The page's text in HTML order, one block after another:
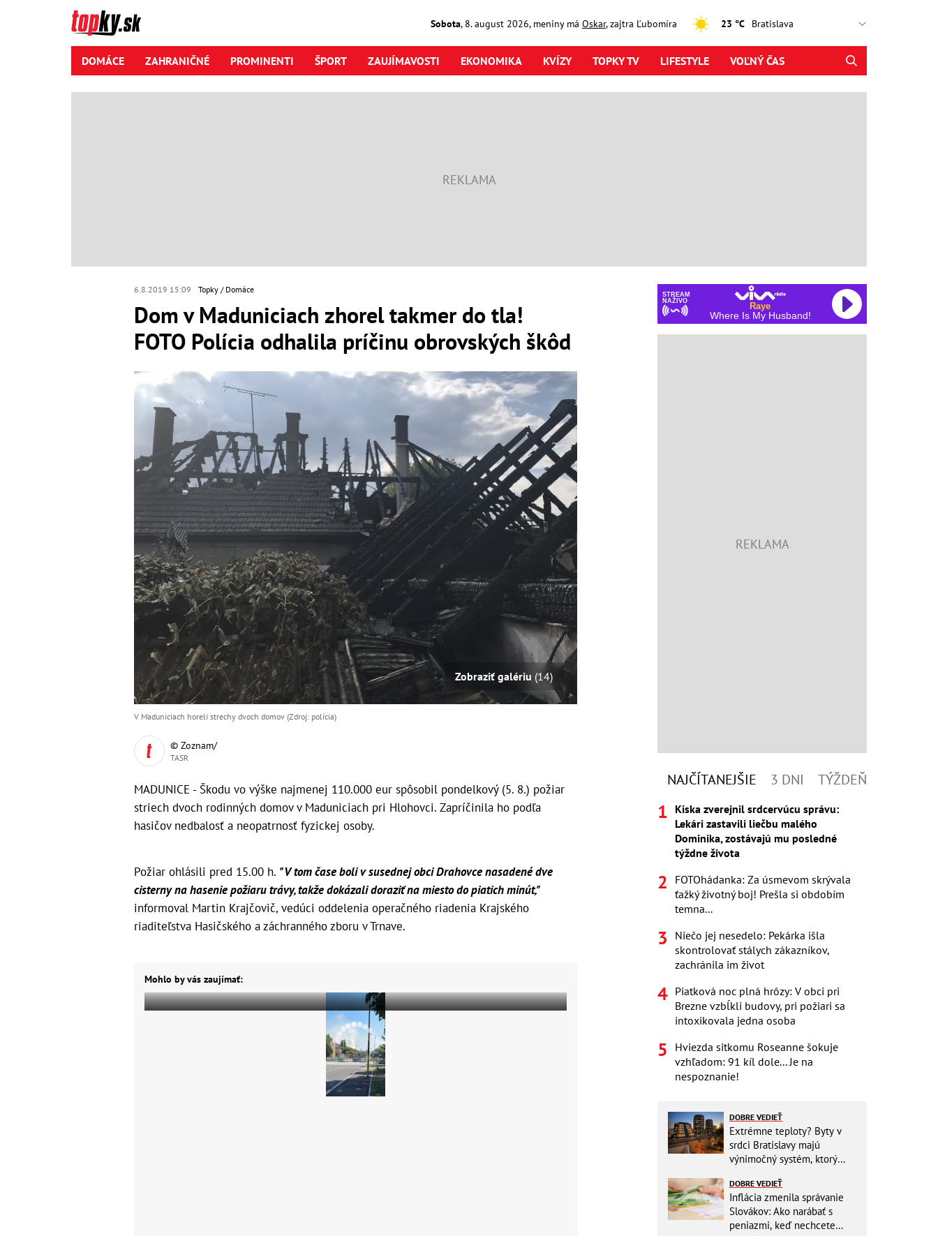
Sobota, 8. august2026, meniny má Oskar, zajtra Ľubomíra 23 °C
DOMÁCE ZAHRANIČNÉ PROMINENTI ŠPORT ZAUJÍMAVOSTI EKONOMIKA KVÍZY TOPKY TV LIFESTYLE VOĽNÝ ČAS
6.8.2019 15:09 Topky Domáce
Dom v Maduniciach zhorel takmer do tla!
FOTO Polícia odhalila príčinu obrovských škôd
Zobraziť galériu (14)
V Maduniciach horeli strechy dvoch domov (Zdroj: polícia)
© Zoznam/
TASR
MADUNICE - Škodu vo výške najmenej 110.000 eur spôsobil pondelkový (5. 8.) požiar
striech dvoch rodinných domov v Maduniciach pri Hlohovci. Zapríčinila ho podľa
hasičov nedbalosť a neopatrnosť fyzickej osoby.
Požiar ohlásili pred 15.00 h. "V tom čase boli v susednej obci Drahovce nasadené dve
cisterny na hasenie požiaru trávy, takže dokázali doraziť na miesto do piatich minút,"
informoval Martin Krajčovič, vedúci oddelenia operačného riadenia Krajského
riaditeľstva Hasičského a záchranného zboru v Trnave.
Mohlo by vás zaujímať:
STREAM
NAŽIVO
Raye
Where Is My Husband!
NAJČÍTANEJŠIE 3 DNI TÝŽDEŇ
Kiska zverejnil srdcervúcu správu:
Lekári zastavili liečbu malého
Dominika, zostávajú mu posledné
týždne života
FOTOhádanka: Za úsmevom skrývala
ťažký životný boj! Prešla si obdobím
temna...
Niečo jej nesedelo: Pekárka išla
skontrolovať stálych zákazníkov,
zachránila im život
Piatková noc plná hrôzy: V obci pri
Brezne vzbĺkli budovy, pri požiari sa
intoxikovala jedna osoba
Hviezda sitkomu Roseanne šokuje
vzhľadom: 91 kíl dole... Je na
nespoznanie!
DOBRE VEDIEŤ
Extrémne teploty? Byty v
srdci Bratislavy majú
výnimočný systém, ktorý
DOBRE VEDIEŤ
Inflácia zmenila správanie
Slovákov: Ako narábať s
peniazmi, keď nechcete